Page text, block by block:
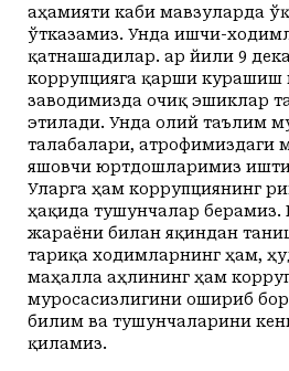
аҳамияти каби мавзуларда
ўтказамиз. Унда ишчи-
қатнашадилар. Ҳар йили 9
коррупцияга қарши курашиш
заводимизда очиқ эшиклар
этилади. Унда олий таълим
талабалари, атрофимиздаги
яшовчи юртдошларимиз
Уларга ҳам коррупциянинг
ҳақида тушунчалар
жараёни билан яқиндан
тариқа ходимларнинг ҳам,
маҳалла аҳлининг ҳам
муросасизлигини ошириб
билим ва тушунчаларини
қиламиз.